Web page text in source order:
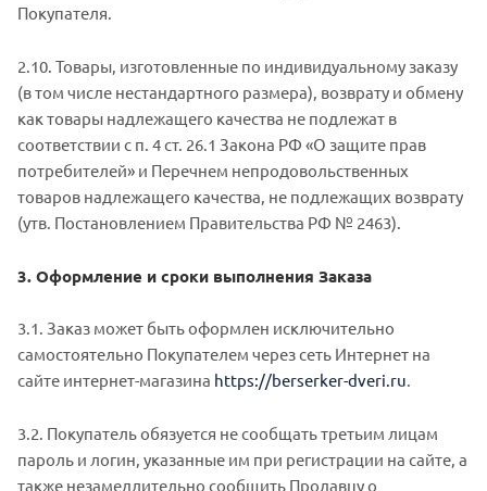
Покупателя.
2.10. Товары, изготовленные по индивидуальному заказу
(в том числе нестандартного размера), возврату и обмену
как товары надлежащего качества не подлежат в
соответствии с п. 4 ст. 26.1 Закона РФ «О защите прав
потребителей» и Перечнем непродовольственных
товаров надлежащего качества, не подлежащих возврату
(утв. Постановлением Правительства РФ № 2463).
3. Оформление и сроки выполнения Заказа
3.1. Заказ может быть оформлен исключительно
самостоятельно Покупателем через сеть Интернет на
сайте интернет-магазина https://berserker-dveri.ru.
3.2. Покупатель обязуется не сообщать третьим лицам
пароль и логин, указанные им при регистрации на сайте, а
также незамедлительно сообщить Продавцу о